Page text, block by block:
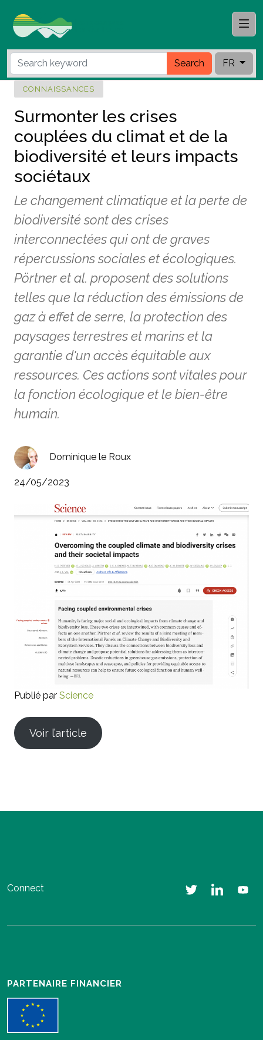
Search FR
CONNAISSANCES
Surmonter les crises
couplées du climat et de la
biodiversité et leurs impacts
sociétaux
Le changement climatique et la perte de
biodiversité sont des crises
interconnectées qui ont de graves
répercussions sociales et écologiques.
Pörtner et al. proposent des solutions
telles que la réduction des émissions de
gaz à effet de serre, la protection des
paysages terrestres et marins et la
garantie d'un accès équitable aux
ressources. Ces actions sont vitales pour
la fonction écologique et le bien-être
humain.
Dominique le Roux
24/05/2023
Publié par Science
Voir l’article
Connect
PARTENAIRE FINANCIER